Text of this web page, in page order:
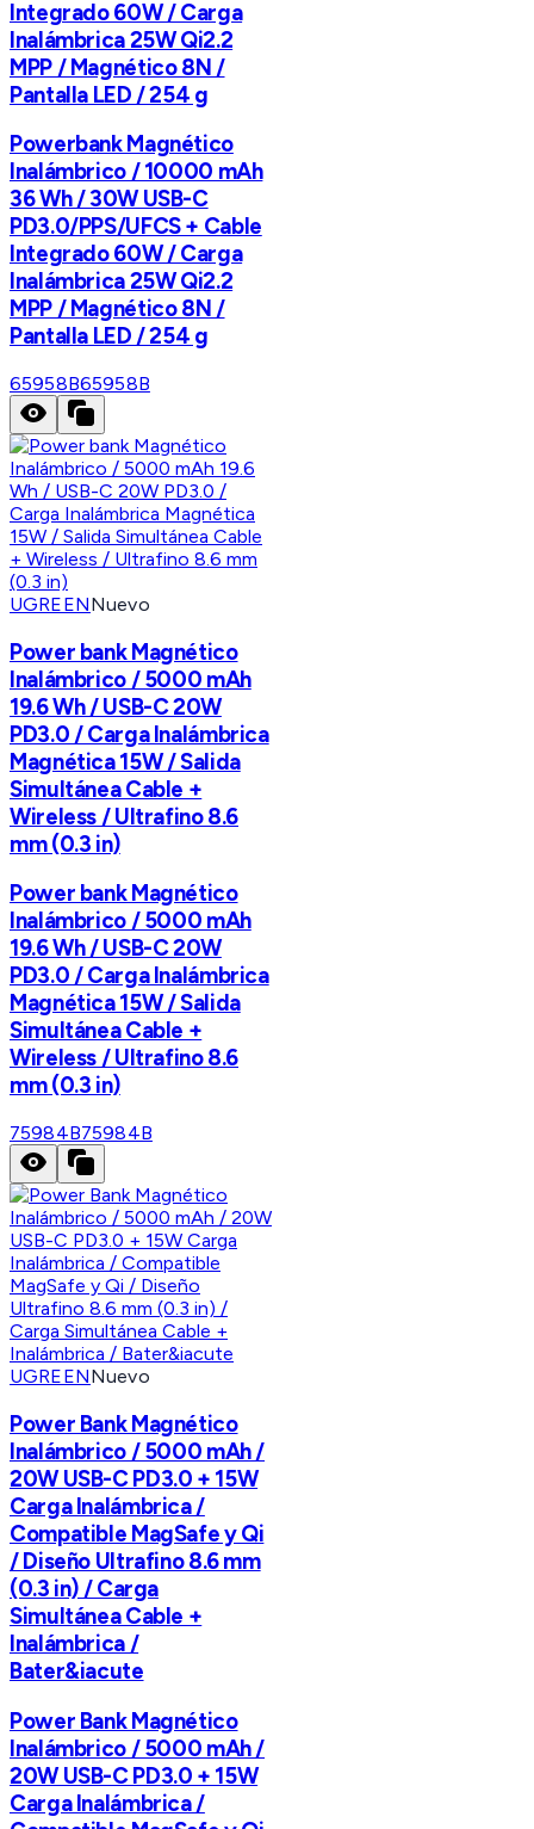
Integrado 60W / Carga
Inalámbrica 25W Qi2.2
MPP / Magnético 8N /
Pantalla LED / 254 g
Powerbank Magnético
Inalámbrico / 10000 mAh
36 Wh / 30W USB-C
PD3.0/PPS/UFCS + Cable
Integrado 60W / Carga
Inalámbrica 25W Qi2.2
MPP / Magnético 8N /
Pantalla LED / 254 g
65958B65958B
UGREENNuevo
Power bank Magnético
Inalámbrico / 5000 mAh
19.6 Wh / USB-C 20W
PD3.0 / Carga Inalámbrica
Magnética 15W / Salida
Simultánea Cable +
Wireless / Ultrafino 8.6
mm (0.3 in)
Power bank Magnético
Inalámbrico / 5000 mAh
19.6 Wh / USB-C 20W
PD3.0 / Carga Inalámbrica
Magnética 15W / Salida
Simultánea Cable +
Wireless / Ultrafino 8.6
mm (0.3 in)
75984B75984B
UGREENNuevo
Power Bank Magnético
Inalámbrico / 5000 mAh /
20W USB-C PD3.0 + 15W
Carga Inalámbrica /
Compatible MagSafe y Qi
/ Diseño Ultrafino 8.6 mm
(0.3 in) / Carga
Simultánea Cable +
Inalámbrica /
Bater&iacute
Power Bank Magnético
Inalámbrico / 5000 mAh /
20W USB-C PD3.0 + 15W
Carga Inalámbrica /